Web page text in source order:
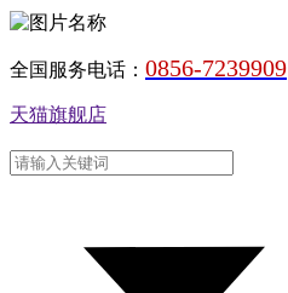
全国服务电话： 0856-7239909
天猫旗舰店